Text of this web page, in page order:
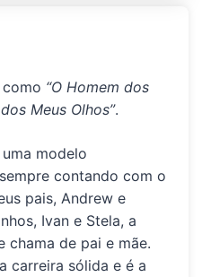
“O Homem dos
Meus Olhos”.
modelo
contando com o
pais, Andrew e
Ivan e Stela, a
chama de pai e mãe.
carreira sólida e é a